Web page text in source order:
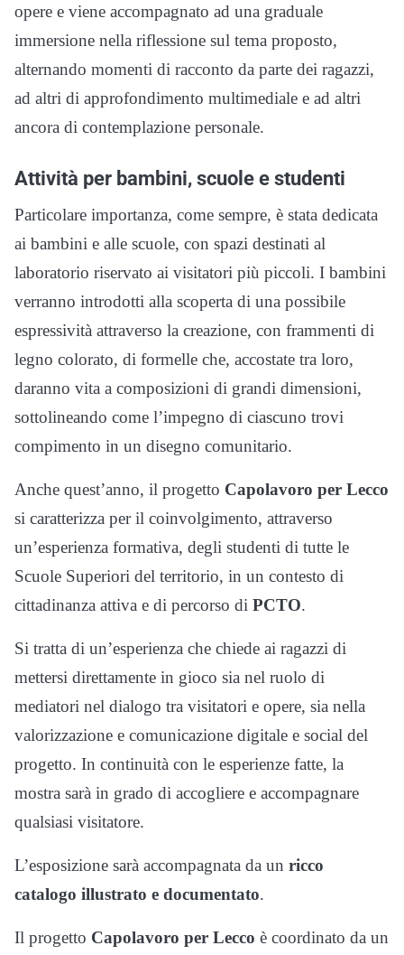
opere e viene accompagnato ad una graduale
immersione nella riflessione sul tema proposto,
alternando momenti di racconto da parte dei ragazzi,
ad altri di approfondimento multimediale e ad altri
ancora di contemplazione personale.
Attività per bambini, scuole e studenti
Particolare importanza, come sempre, è stata dedicata
ai bambini e alle scuole, con spazi destinati al
laboratorio riservato ai visitatori più piccoli. I bambini
verranno introdotti alla scoperta di una possibile
espressività attraverso la creazione, con frammenti di
legno colorato, di formelle che, accostate tra loro,
daranno vita a composizioni di grandi dimensioni,
sottolineando come l’impegno di ciascuno trovi
compimento in un disegno comunitario.
Anche quest’anno, il progetto Capolavoro per Lecco
si caratterizza per il coinvolgimento, attraverso
un’esperienza formativa, degli studenti di tutte le
Scuole Superiori del territorio, in un contesto di
cittadinanza attiva e di percorso di PCTO.
Si tratta di un’esperienza che chiede ai ragazzi di
mettersi direttamente in gioco sia nel ruolo di
mediatori nel dialogo tra visitatori e opere, sia nella
valorizzazione e comunicazione digitale e social del
progetto. In continuità con le esperienze fatte, la
mostra sarà in grado di accogliere e accompagnare
qualsiasi visitatore.
L’esposizione sarà accompagnata da un ricco
catalogo illustrato e documentato.
Il progetto Capolavoro per Lecco è coordinato da un